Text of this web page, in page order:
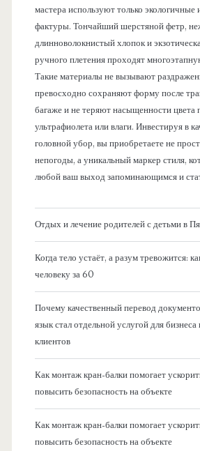
мастера используют только экологичные
фактуры. Тончайший шерстяной фетр,
длинноволокнистый хлопок и
ручного плетения проходят
Такие материалы не вызывают
превосходно сохраняют форму после
багаже и не теряют насыщенности цвета
ультрафиолета или влаги. Инвестируя в
головной убор, вы приобретаете не
непогоды, а уникальный маркер стиля,
любой ваш выход запоминающимся и
Отдых и лечение родителей с детьми в
Когда тело устаёт, а разум тревожится:
человеку за 60
Почему качественный перевод
язык стал отдельной услугой для
клиентов
Как монтаж кран-балки помогает
повысить безопасность на объекте
Как монтаж кран-балки помогает
повысить безопасность на объекте